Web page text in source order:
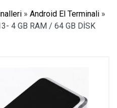
» Android El Terminali »
4 GB RAM / 64 GB DİSK